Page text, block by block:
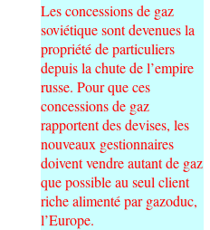
Les concessions de gaz
soviétique sont devenues la
propriété de particuliers
depuis la chute de l’empire
russe. Pour que ces
concessions de gaz
rapportent des devises, les
nouveaux gestionnaires
doivent vendre autant de gaz
que possible au seul client
riche alimenté par gazoduc,
l’Europe.